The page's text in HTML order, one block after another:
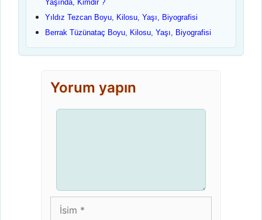
Yaşında, Kimdir ?
Yıldız Tezcan Boyu, Kilosu, Yaşı, Biyografisi
Berrak Tüzünataç Boyu, Kilosu, Yaşı, Biyografisi
Yorum yapın
İsim